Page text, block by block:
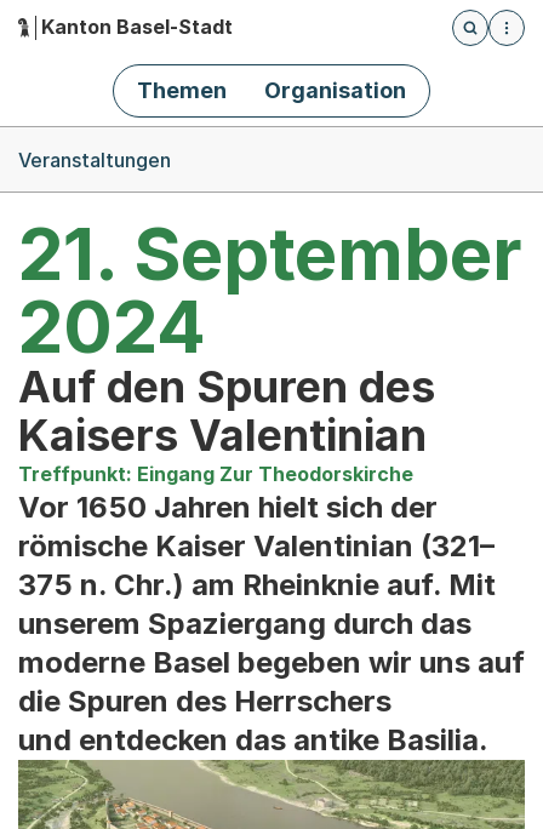
Hauptnavigation
Kanton Basel-Stadt
Öffnet
Themen Organisation
Veranstaltungen
Auf den Spuren des
Kaisers Valentinian
21. September
2024
Treffpunkt: Eingang Zur Theodorskirche
Vor 1650 Jahren hielt sich der
römische Kaiser Valentinian (321–
375 n. Chr.) am Rheinknie auf. Mit
unserem Spaziergang durch das
moderne Basel begeben wir uns auf
die Spuren des Herrschers
und entdecken das antike Basilia.